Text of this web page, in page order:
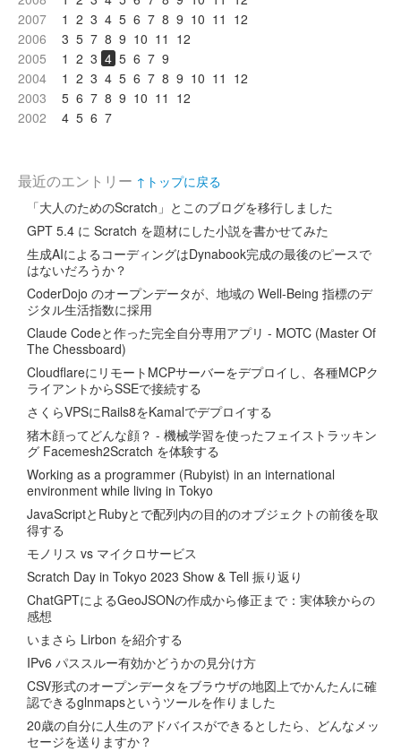
2007
1 2 3 4 5 6 7 8 9 10 11 12
2006
3 5 7 8 9 10 11 12
2005
1 2 3 4 5 6 7 9
2004
1 2 3 4 5 6 7 8 9 10 11 12
2003
5 6 7 8 9 10 11 12
2002
4 5 6 7
最近のエントリー ↑トップに戻る
「大人のためのScratch」とこのブログを移行しました
GPT 5.4 に Scratch を題材にした小説を書かせてみた
生成AIによるコーディングはDynabook完成の最後のピースで
はないだろうか？
CoderDojo のオープンデータが、地域の Well-Being 指標のデ
ジタル生活指数に採用
Claude Codeと作った完全自分専用アプリ - MOTC (Master Of
The Chessboard)
CloudflareにリモートMCPサーバーをデプロイし、各種MCPク
ライアントからSSEで接続する
さくらVPSにRails8をKamalでデプロイする
猪木顔ってどんな顔？ - 機械学習を使ったフェイストラッキン
グ Facemesh2Scratch を体験する
Working as a programmer (Rubyist) in an international
environment while living in Tokyo
JavaScriptとRubyとで配列内の目的のオブジェクトの前後を取
得する
モノリス vs マイクロサービス
Scratch Day in Tokyo 2023 Show & Tell 振り返り
ChatGPTによるGeoJSONの作成から修正まで：実体験からの
感想
いまさら Lirbon を紹介する
IPv6 パススルー有効かどうかの見分け方
CSV形式のオープンデータをブラウザの地図上でかんたんに確
認できるglnmapsというツールを作りました
20歳の自分に人生のアドバイスができるとしたら、どんなメッ
セージを送りますか？